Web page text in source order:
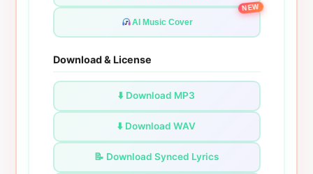
AI Music Cover
NEW
Download & License
⬇️ Download MP3
⬇️ Download WAV
📝 Download Synced Lyrics